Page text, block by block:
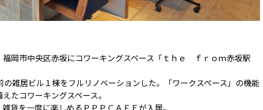
岡市中央区赤坂にコワーキングスペース「ｔｈｅ ｆｒｏｍ赤坂駅
雑居ビル１棟をフルリノベーションした。「ワークスペース」の機能
たコワーキングスペース。
貨を一度に楽しめるＰＰＰＣＡＦＥが入居。